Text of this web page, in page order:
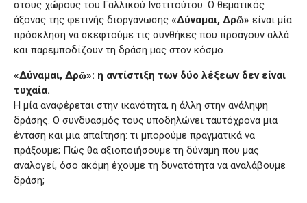
στους χώρους του Γαλλικού Ινστιτούτου. Ο θεματικός
άξονας της φετινής διοργάνωσης «Δύναμαι, Δρῶ» είναι μία
πρόσκληση να σκεφτούμε τις συνθήκες που προάγουν αλλά
και παρεμποδίζουν τη δράση μας στον κόσμο.
«Δύναμαι, Δρῶ»: η αντίστιξη των δύο λέξεων δεν είναι
τυχαία.
Η μία αναφέρεται στην ικανότητα, η άλλη στην ανάληψη
δράσης. Ο συνδυασμός τους υποδηλώνει ταυτόχρονα μια
ένταση και μια απαίτηση: τι μπορούμε πραγματικά να
πράξουμε; Πώς θα αξιοποιήσουμε τη δύναμη που μας
αναλογεί, όσο ακόμη έχουμε τη δυνατότητα να αναλάβουμε
δράση;